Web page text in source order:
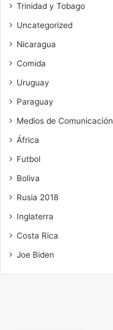
Trinidad y Tobago
Uncategorized
Nicaragua
Comida
Uruguay
Paraguay
Medios de Comunicación
África
Futbol
Boliva
Rusia 2018
Inglaterra
Costa Rica
Joe Biden